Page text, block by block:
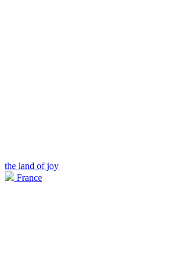
the land of joy
France